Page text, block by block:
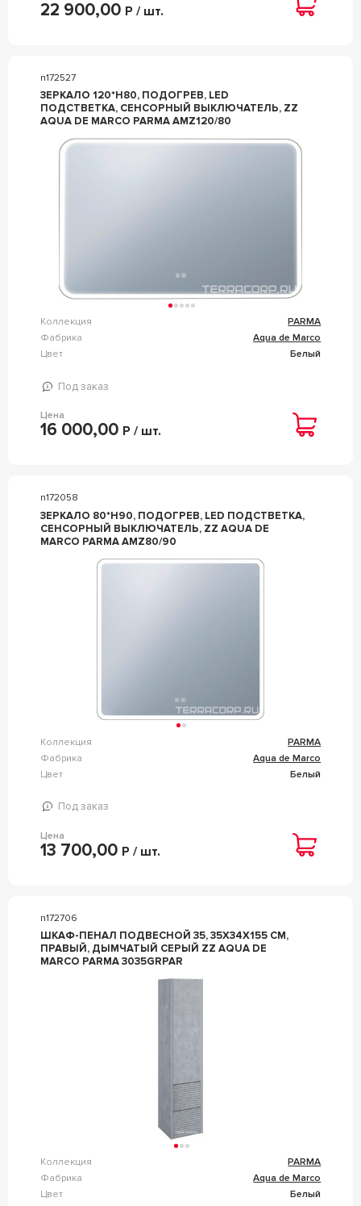
22 900,00 Р / шт.
n172527
ЗЕРКАЛО 120*H80, ПОДОГРЕВ, LED
ПОДСТВЕТКА, СЕНСОРНЫЙ ВЫКЛЮЧАТЕЛЬ, ZZ
AQUA DE MARCO PARMA AMZ120/80
Коллекция
PARMA
Фабрика
Aqua de Marco
Цвет
Белый
Под заказ
Цена
16 000,00 Р / шт.
n172058
ЗЕРКАЛО 80*H90, ПОДОГРЕВ, LED ПОДСТВЕТКА,
СЕНСОРНЫЙ ВЫКЛЮЧАТЕЛЬ, ZZ AQUA DE
MARCO PARMA AMZ80/90
Коллекция
PARMA
Фабрика
Aqua de Marco
Цвет
Белый
Под заказ
Цена
13 700,00 Р / шт.
n172706
ШКАФ-ПЕНАЛ ПОДВЕСНОЙ 35, 35Х34Х155 СМ,
ПРАВЫЙ, ДЫМЧАТЫЙ СЕРЫЙ ZZ AQUA DE
MARCO PARMA 3035GRPAR
Коллекция
PARMA
Фабрика
Aqua de Marco
Цвет
Белый